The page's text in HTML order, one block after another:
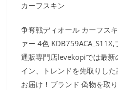
カーフスキン
争奪戦ディオール カーフス
ァー 4色
通販専門店levekopiでは最新
イン、トレンドを先取りし
お届け！ブランド 偽物を取